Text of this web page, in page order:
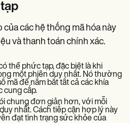
các hệ thống mã hóa này
và thanh toán chính xác.
thể phức tạp, đặc biệt là khi
một phiên duy nhất. Nó thường
mã để nắm bắt tất cả các khía
cung cấp.
chung đơn giản hơn, với mỗi
nhất. Cách tiếp cận hợp lý này
đạt tình trạng sức khỏe của